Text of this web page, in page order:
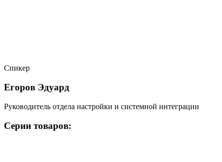
Спикер
Егоров Эдуард
Руководитель отдела настройки и системной интеграции
Серии товаров: